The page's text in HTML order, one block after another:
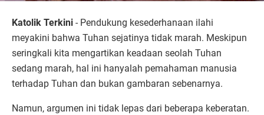
Katolik Terkini - Pendukung kesederhanaan ilahi
meyakini bahwa Tuhan sejatinya tidak marah. Meskipun
seringkali kita mengartikan keadaan seolah Tuhan
sedang marah, hal ini hanyalah pemahaman manusia
terhadap Tuhan dan bukan gambaran sebenarnya.
Namun, argumen ini tidak lepas dari beberapa keberatan.